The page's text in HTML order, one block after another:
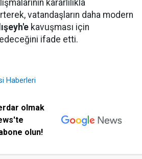
kararlılıkla
vatandaşların daha modern
kavuşması için
ifade etti.
Haberleri
olmak
olun!